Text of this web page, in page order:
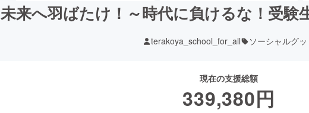
未来へ羽ばたけ！～時代に負けるな！受験
terakoya_school_for_all ソーシャルグッ
現在の支援総額
339,380円